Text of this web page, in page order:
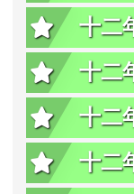
十二
十二
十二
十二